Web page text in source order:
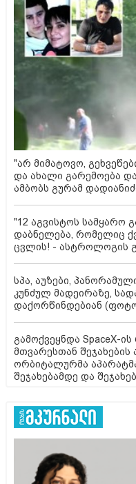
"არ მიმატოვო,
და ახალი გარემოება
ამბობს გურამ
"12 აგვისტოს სამყარო
დაბნელება, რომელიც
ცვლის! - ასტროლოგის
სპა, აუზები,
კუნძულ მადეირაზე,
დაქორწინდებიან
გამოქვეყნდა SpaceX-
მთვარესთან შეჯახების
ორბიტალურმა
შეჯახებამდე და